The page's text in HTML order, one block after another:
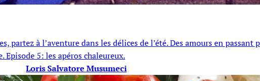
partez à l’aventure dans les délices de l’été. Des amours en
5: les apéros chaleureux.
Loris Salvatore Musumeci